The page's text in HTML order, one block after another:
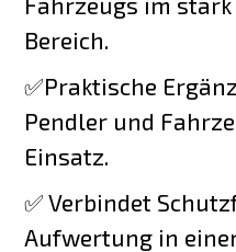
Bereich.
✅Praktische
Pendler und
Einsatz.
✅ Verbindet
Aufwertung in